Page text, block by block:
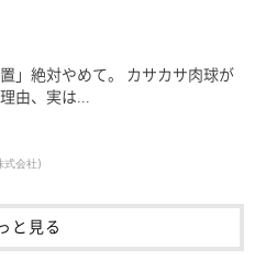
置」絶対やめて。 カサカサ肉球が
由、実は...
式会社)
と見る